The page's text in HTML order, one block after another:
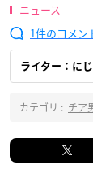
ニュース
1
ライター：に
カテゴリ : チア